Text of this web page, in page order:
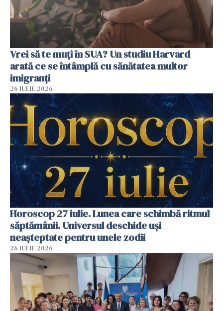
Vrei să te muți în SUA? Un studiu Harvard
arată ce se întâmplă cu sănătatea multor
imigranți
26 IULIE 2026
Horoscop 27 iulie. Lunea care schimbă ritmul
săptămânii. Universul deschide uși
neașteptate pentru unele zodii
26 IULIE 2026